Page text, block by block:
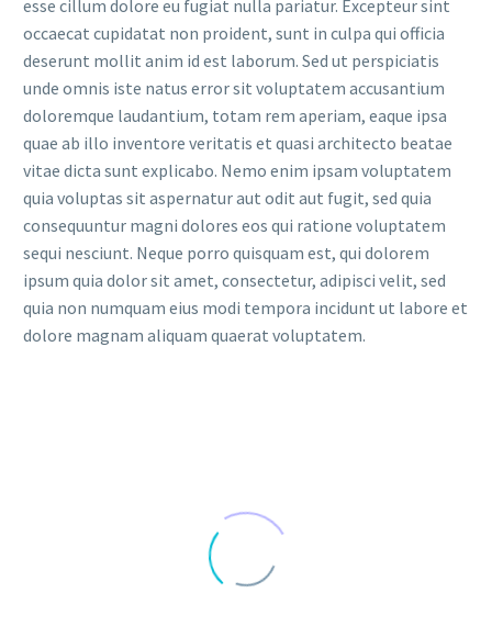
esse cillum dolore eu fugiat nulla pariatur. Excepteur sint
occaecat cupidatat non proident, sunt in culpa qui officia
deserunt mollit anim id est laborum. Sed ut perspiciatis
unde omnis iste natus error sit voluptatem accusantium
doloremque laudantium, totam rem aperiam, eaque ipsa
quae ab illo inventore veritatis et quasi architecto beatae
vitae dicta sunt explicabo. Nemo enim ipsam voluptatem
quia voluptas sit aspernatur aut odit aut fugit, sed quia
consequuntur magni dolores eos qui ratione voluptatem
sequi nesciunt. Neque porro quisquam est, qui dolorem
ipsum quia dolor sit amet, consectetur, adipisci velit, sed
quia non numquam eius modi tempora incidunt ut labore et
dolore magnam aliquam quaerat voluptatem.